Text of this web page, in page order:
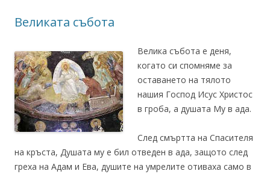
Великата събота
Велика събота е деня,
когато си спомняме за
оставането на тялото
нашия Господ Исус Христос
в гроба, а душата Му в ада.
След смъртта на Спасителя
на кръста, Душата му е бил отведен в ада, защото след
греха на Адам и Ева, душите на умрелите отиваха само в